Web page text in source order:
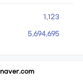
1,123
5,694,695